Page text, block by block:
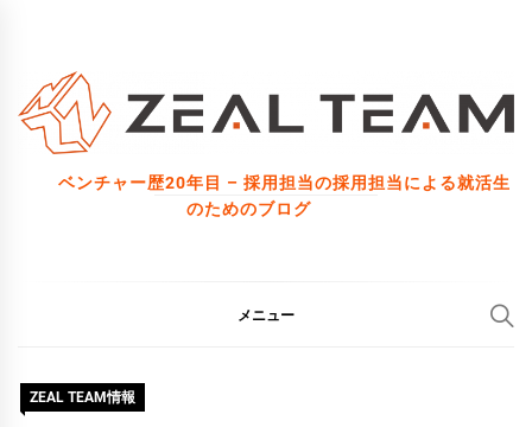
ン
ベンチャー歴20年目 – 採用担当の採用担当による就活生
のためのブログ
メニュー
ZEAL TEAM情報